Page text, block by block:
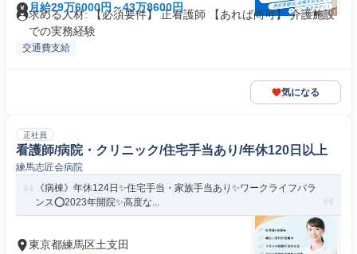
月給29万6000円～43万8600円
求める人材: 【必須要件】 正看護師 【あれば尚可】 介護施設
での実務経験
交通費支給
気になる
正社員
看護師/病院・クリニック/住宅手当あり/年休120日以上
練馬志匠会病院
《病棟》年休124日✨住宅手当・家族手当あり✨ワークライフバラ
ンス⭕2023年開院✨高度な...
東京都練馬区土支田